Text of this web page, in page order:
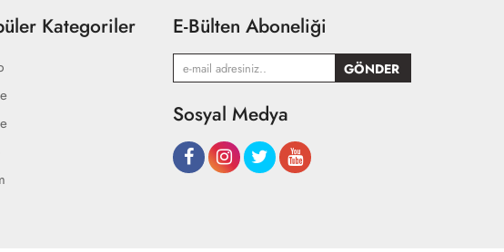
Kategoriler E-Bülten Aboneliği
Sosyal Medya